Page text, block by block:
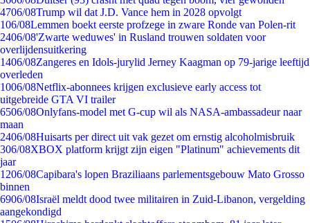
4706/08Trump wil dat J.D. Vance hem in 2028 opvolgt
106/08Lemmen boekt eerste profzege in zware Ronde van Polen-rit
2406/08'Zwarte weduwes' in Rusland trouwen soldaten voor
overlijdensuitkering
1406/08Zangeres en Idols-jurylid Jerney Kaagman op 79-jarige leeftijd
overleden
1006/08Netflix-abonnees krijgen exclusieve early access tot
uitgebreide GTA VI trailer
6506/08Onlyfans-model met G-cup wil als NASA-ambassadeur naar
maan
2406/08Huisarts per direct uit vak gezet om ernstig alcoholmisbruik
306/08XBOX platform krijgt zijn eigen "Platinum" achievements dit
jaar
1206/08Capibara's lopen Braziliaans parlementsgebouw Mato Grosso
binnen
6906/08Israël meldt dood twee militairen in Zuid-Libanon, vergelding
aangekondigd